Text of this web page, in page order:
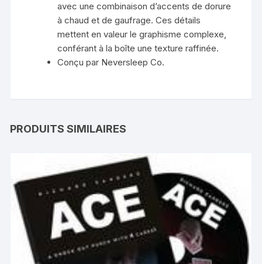
avec une combinaison d’accents de dorure
à chaud et de gaufrage. Ces détails
mettent en valeur le graphisme complexe,
conférant à la boîte une texture raffinée.
Conçu par Neversleep Co.
PRODUITS SIMILAIRES